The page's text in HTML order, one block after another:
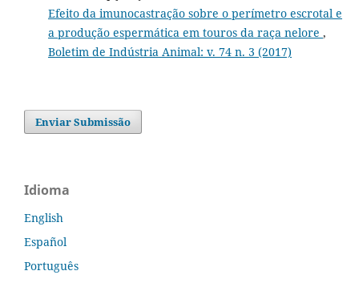
Efeito da imunocastração sobre o perímetro escrotal e
a produção espermática em touros da raça nelore ,
Boletim de Indústria Animal: v. 74 n. 3 (2017)
Enviar Submissão
Idioma
English
Español
Português